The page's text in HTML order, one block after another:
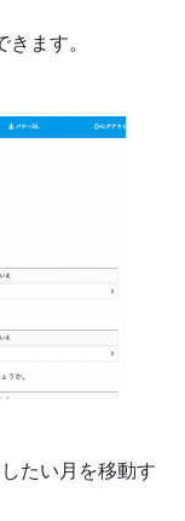
ます。
たい月を移動す